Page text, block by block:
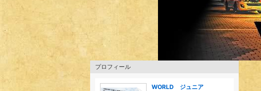
プロフィール
WORLD ジュニア